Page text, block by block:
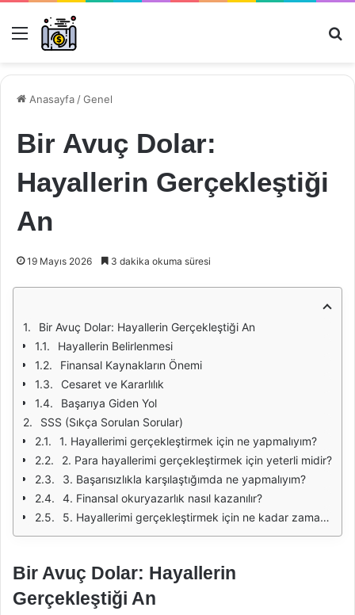
Menü
Anasayfa /Genel
Bir Avuç Dolar:
Hayallerin Gerçekleştiği
An
19 Mayıs 2026 3 dakika okuma süresi
Bir Avuç Dolar: Hayallerin Gerçekleştiği An
Hayallerin Belirlenmesi
Finansal Kaynakların Önemi
Cesaret ve Kararlılık
Başarıya Giden Yol
SSS (Sıkça Sorulan Sorular)
1. Hayallerimi gerçekleştirmek için ne yapmalıyım?
2. Para hayallerimi gerçekleştirmek için yeterli midir?
3. Başarısızlıkla karşılaştığımda ne yapmalıyım?
4. Finansal okuryazarlık nasıl kazanılır?
5. Hayallerimi gerçekleştirmek için ne kadar zaman harcamalıyım?
Bir Avuç Dolar: Hayallerin
Gerçekleştiği An